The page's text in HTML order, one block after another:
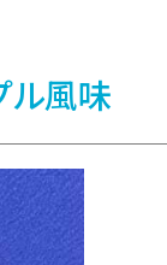
ル風味